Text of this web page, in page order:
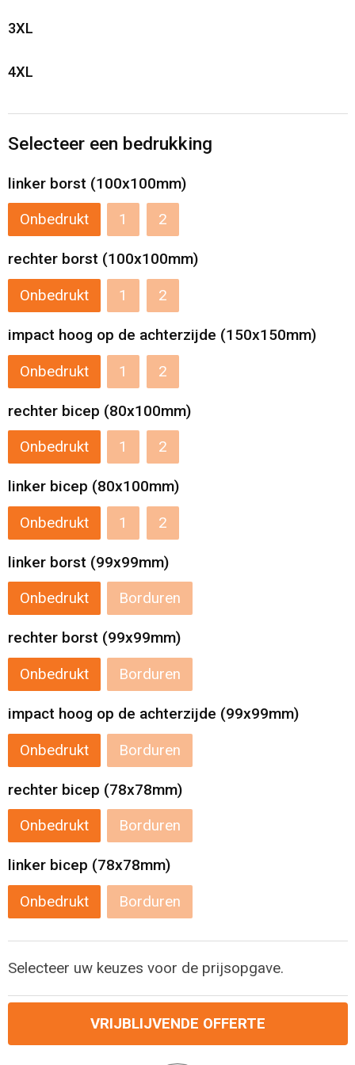
Reistassensets
Aktetassen
3XL
4XL
Selecteer een bedrukking
linker borst (100x100mm)
Onbedrukt 1 2
rechter borst (100x100mm)
Onbedrukt 1 2
impact hoog op de achterzijde (150x150mm)
Onbedrukt 1 2
rechter bicep (80x100mm)
Onbedrukt 1 2
linker bicep (80x100mm)
Onbedrukt 1 2
linker borst (99x99mm)
Onbedrukt Borduren
rechter borst (99x99mm)
Onbedrukt Borduren
impact hoog op de achterzijde (99x99mm)
Onbedrukt Borduren
rechter bicep (78x78mm)
Onbedrukt Borduren
linker bicep (78x78mm)
Onbedrukt Borduren
Selecteer uw keuzes voor de prijsopgave.
VRIJBLIJVENDE OFFERTE